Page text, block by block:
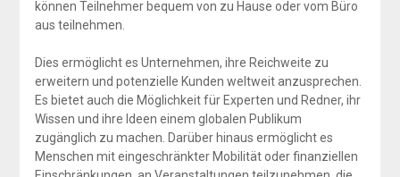
können Teilnehmer bequem von zu Hause oder vom Büro
aus teilnehmen.
Dies ermöglicht es Unternehmen, ihre Reichweite zu
erweitern und potenzielle Kunden weltweit anzusprechen.
Es bietet auch die Möglichkeit für Experten und Redner, ihr
Wissen und ihre Ideen einem globalen Publikum
zugänglich zu machen. Darüber hinaus ermöglicht es
Menschen mit eingeschränkter Mobilität oder finanziellen